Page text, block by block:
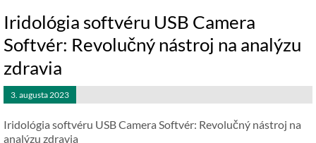
Iridológia softvéru USB Camera
Softvér: Revolučný nástroj na analýzu
zdravia
3. augusta 2023
Iridológia softvéru USB Camera Softvér: Revolučný nástroj na
analýzu zdravia